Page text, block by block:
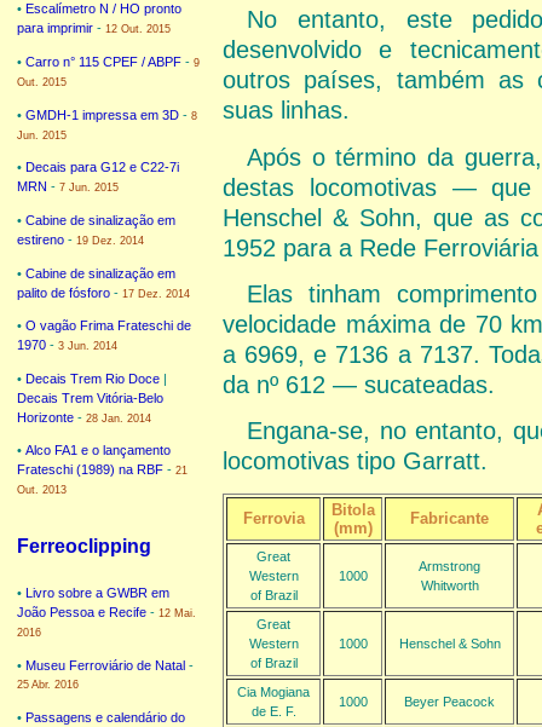
• Escalímetro N / HO pronto
para imprimir - 12 Out. 2015
• Carro n° 115 CPEF / ABPF - 9
Out. 2015
• GMDH-1 impressa em 3D - 8
Jun. 2015
• Decais para G12 e C22-7i
MRN - 7 Jun. 2015
• Cabine de sinalização em
estireno - 19 Dez. 2014
• Cabine de sinalização em
palito de fósforo - 17 Dez. 2014
• O vagão Frima Frateschi de
1970 - 3 Jun. 2014
• Decais Trem Rio Doce |
Decais Trem Vitória-Belo
Horizonte - 28 Jan. 2014
• Alco FA1 e o lançamento
Frateschi (1989) na RBF - 21
Out. 2013
Ferreoclipping
•
Livro sobre a GWBR em
João Pessoa e Recife - 12 Mai.
2016
• Museu Ferroviário de Natal -
25 Abr. 2016
• Passagens e calendário do
No entanto, este
desenvolvido e
outros países, também as
suas linhas.
Após o término da
destas locomotivas —
Henschel & Sohn, que as
1952 para a Rede
Elas tinham
velocidade máxima de 70
a 6969, e 7136 a 7137.
da nº 612 — sucateadas.
Engana-se, no entanto,
locomotivas tipo Garratt.
Ferrovia
Bitola
(mm)
Fabricante
Great
Western
of Brazil
1000
Armstrong
Whitworth
Great
Western
of Brazil
1000 Henschel & Sohn
Cia Mogiana
de E. F.
1000 Beyer Peacock